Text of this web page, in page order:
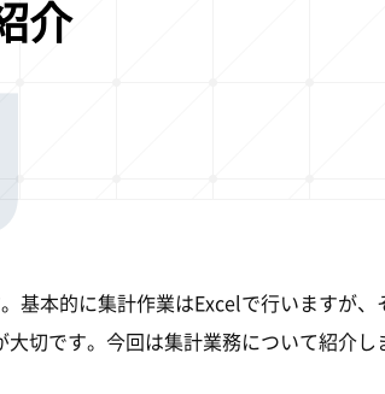
介
基本的に集計作業はExcelで行いますが
切です。今回は集計業務について紹介し